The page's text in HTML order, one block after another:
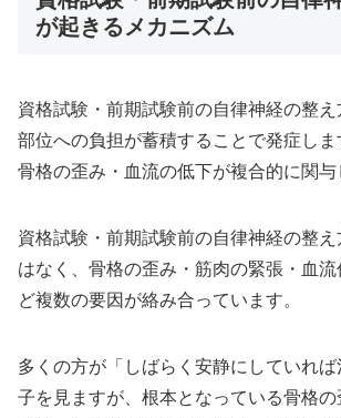
が起きるメカニズム
資格試験・前期試験前の自律神経の整
部位への負担が蓄積することで発症しま
骨格の歪み・血流の低下が複合的に関与
資格試験・前期試験前の自律神経の整
はなく、骨格の歪み・筋肉の緊張・血
ど複数の要因が絡み合っています。
多くの方が「しばらく安静にしていれ
子を見ますが、根本となっている骨格